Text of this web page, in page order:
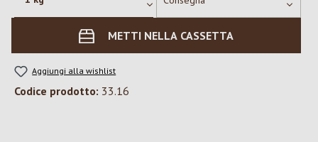
METTI NELLA CASSETTA
Aggiungi alla wishlist
Codice prodotto: 33.16